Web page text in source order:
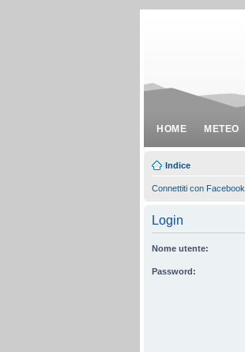
HOME METEO
Indice
Connettiti con Facebook
Login
Nome utente:
Password: